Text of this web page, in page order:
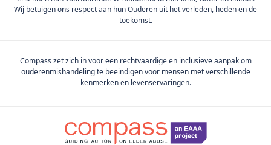
Wij betuigen ons respect aan hun Ouderen uit het verleden, heden en de
toekomst.
Compass zet zich in voor een rechtvaardige en inclusieve aanpak om
ouderenmishandeling te beëindigen voor mensen met verschillende
kenmerken en levenservaringen.